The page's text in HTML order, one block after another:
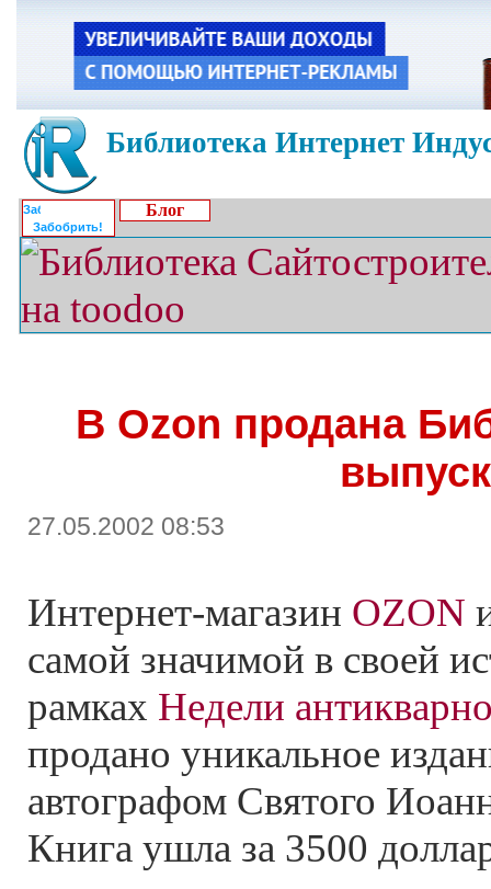
Библиотека Интернет
Забобрить!
Блог
В Ozon продана
27.05.2002 08:53
Интернет-магазин OZON
самой значимой в своей
рамках Недели
продано уникальное
автографом Святого
Книга ушла за 3500